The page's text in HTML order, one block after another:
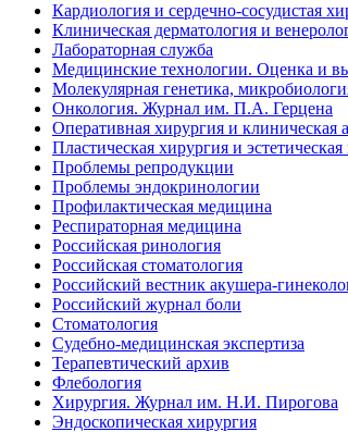
Кардиология и сердечно-сосудистая
Клиническая дерматология и
Лабораторная служба
Медицинские технологии. Оценка и
Молекулярная генетика,
Онкология. Журнал им. П.А. Герцена
Оперативная хирургия и
Пластическая хирургия и
Проблемы репродукции
Проблемы эндокринологии
Профилактическая медицина
Респираторная медицина
Российская ринология
Российская стоматология
Российский вестник акушера-
Российский журнал боли
Стоматология
Судебно-медицинская экспертиза
Терапевтический архив
Флебология
Хирургия. Журнал им. Н.И. Пирогова
Эндоскопическая хирургия